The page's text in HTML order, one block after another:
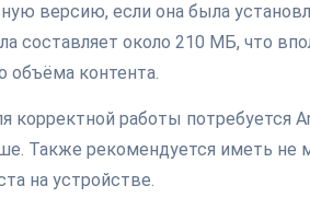
версию, если она была
составляет около 210 МБ, что
объёма контента.
корректной работы потребуется
Также рекомендуется иметь не
на устройстве.